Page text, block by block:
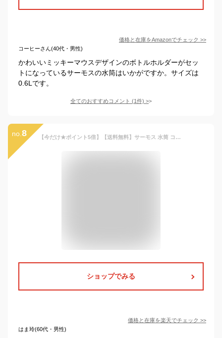
価格と在庫をAmazonでチェック >>
コーヒーさん(40代・男性)
かわいいミッキーマウスデザインのボトルホルダーがセッ
トになっているサーモスの水筒はいかがですか。サイズは
0.6Lです。
全てのおすすめコメント (1件) >
no. 8 【今だけ★ポイント5倍】【送料無料】サーモス 水筒 コップ付き FJJ-601WF 直飲み 2WAY 子供 キッズ 600mll 保温 保冷 ワンタッチ ショルダー カバー付き おしゃれ かわいい スポーツドリンク対応 洗いやすい中せん 真空断熱2WAYボトル
ショップでみる
価格と在庫を楽天でチェック >>
はま玲(60代・男性)